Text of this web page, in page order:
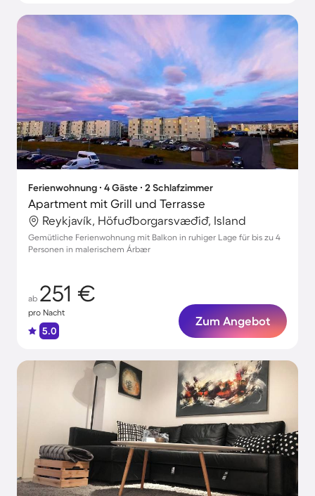
Ferienwohnung ∙ 4 Gäste ∙ 2 Schlafzimmer
Apartment mit Grill und Terrasse
Reykjavík, Höfuðborgarsvæðið, Island
Gemütliche Ferienwohnung mit Balkon in ruhiger Lage für bis zu 4
Personen in malerischem Árbær
ab 251 €
pro Nacht
5.0
Zum Angebot